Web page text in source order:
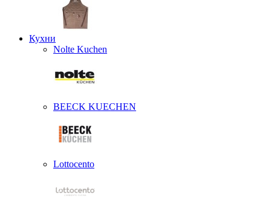
Кухни
Nolte Kuchen
BEECK KUECHEN
Lottocento